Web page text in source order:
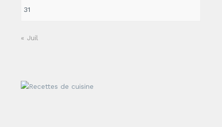
31
« Juil